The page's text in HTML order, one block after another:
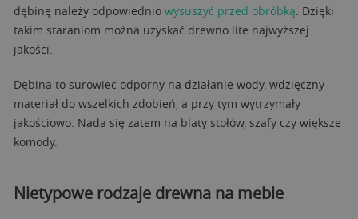
dębinę należy odpowiednio wysuszyć przed obróbką. Dzięki
takim staraniom można uzyskać drewno lite najwyższej
jakości.
Dębina to surowiec odporny na działanie wody, wdzięczny
materiał do wszelkich zdobień, a przy tym wytrzymały
jakościowo. Nada się zatem na blaty stołów, szafy czy większe
komody.
Nietypowe rodzaje drewna na meble